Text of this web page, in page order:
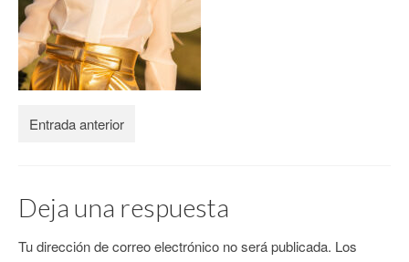
CONTACTO
Entrada anterior
Deja una respuesta
Tu dirección de correo electrónico no será publicada. Los